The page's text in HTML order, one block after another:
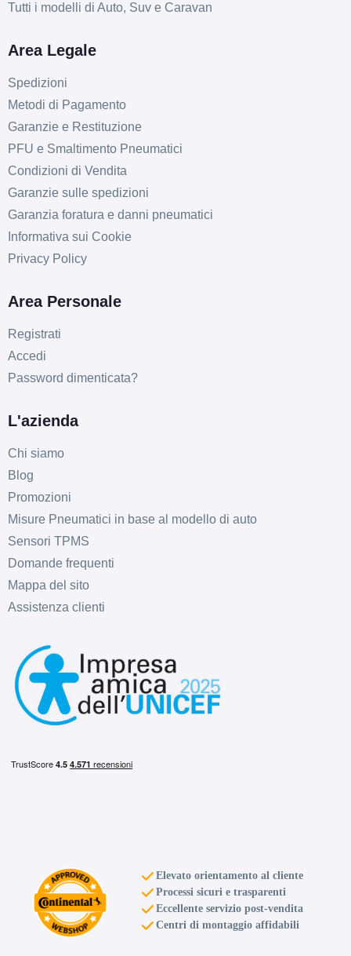
Tutti i modelli di Auto, Suv e Caravan
Area Legale
Spedizioni
Metodi di Pagamento
Garanzie e Restituzione
PFU e Smaltimento Pneumatici
Condizioni di Vendita
Garanzie sulle spedizioni
Garanzia foratura e danni pneumatici
Informativa sui Cookie
Privacy Policy
Area Personale
Registrati
Accedi
Password dimenticata?
L'azienda
Chi siamo
Blog
Promozioni
Misure Pneumatici in base al modello di auto
Sensori TPMS
Domande frequenti
Mappa del sito
Assistenza clienti
Elevato orientamento al cliente
Processi sicuri e trasparenti
Eccellente servizio post-vendita
Centri di montaggio affidabili